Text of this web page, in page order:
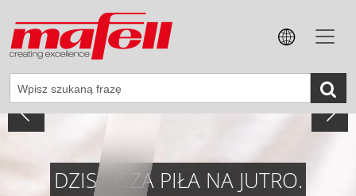
WSZECHSTRONNA, WYDAJNA,